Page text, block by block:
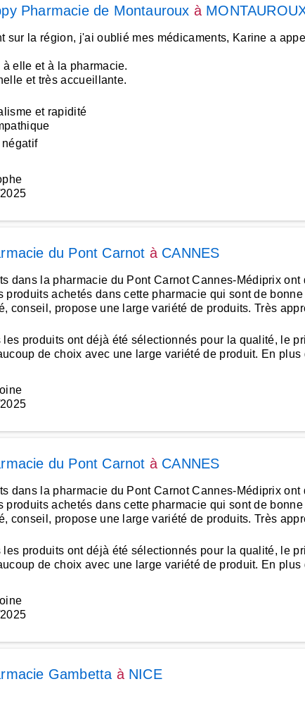
Pharmacie de Montauroux à
sur la région, j'ai oublié mes médicaments, Karine a
elle et à la pharmacie.
et très accueillante.
et rapidité
du Pont Carnot à CANNES
dans la pharmacie du Pont Carnot Cannes-Médiprix
produits achetés dans cette pharmacie qui sont de
conseil, propose une large variété de produits. Très
les produits ont déjà été sélectionnés pour la qualité, le
de choix avec une large variété de produit. En
du Pont Carnot à CANNES
dans la pharmacie du Pont Carnot Cannes-Médiprix
produits achetés dans cette pharmacie qui sont de
conseil, propose une large variété de produits. Très
les produits ont déjà été sélectionnés pour la qualité, le
de choix avec une large variété de produit. En
Gambetta à NICE